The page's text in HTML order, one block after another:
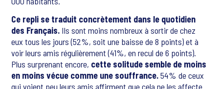
Ce repli se traduit concrètement dans le quotidien
des Français. Ils sont moins nombreux à sortir de chez
eux tous les jours (52%, soit une baisse de 8 points) et à
voir leurs amis régulièrement (41%, en recul de 6 points).
Plus surprenant encore, cette solitude semble de moins
en moins vécue comme une souffrance.54% de ceux
qui voient peu leurs amis affirment que cela ne les affecte